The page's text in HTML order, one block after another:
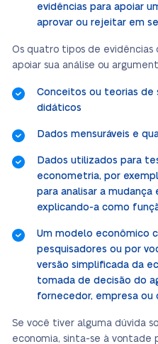
evidências para apoiar
aprovar ou rejeitar em
Os quatro tipos de
apoiar sua análise ou
Conceitos ou teorias de
didáticos
Dados mensuráveis e
Dados utilizados para
econometria, por
para analisar a mudança
explicando-a como
Um modelo econômico
pesquisadores ou por
versão simplificada da
tomada de decisão do
fornecedor, empresa ou
Se você tiver alguma dúvida
economia, sinta-se à